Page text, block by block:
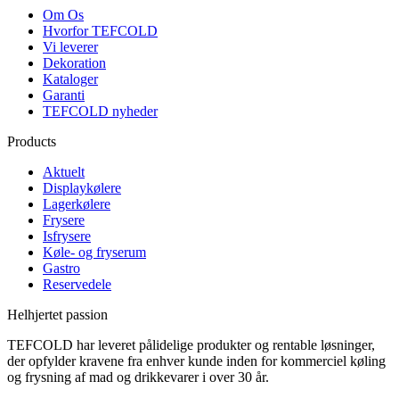
Om Os
Hvorfor TEFCOLD
Vi leverer
Dekoration
Kataloger
Garanti
TEFCOLD nyheder
Products
Aktuelt
Displaykølere
Lagerkølere
Frysere
Isfrysere
Køle- og fryserum
Gastro
Reservedele
Helhjertet passion
TEFCOLD har leveret pålidelige produkter og rentable løsninger,
der opfylder kravene fra enhver kunde inden for kommerciel køling
og frysning af mad og drikkevarer i over 30 år.